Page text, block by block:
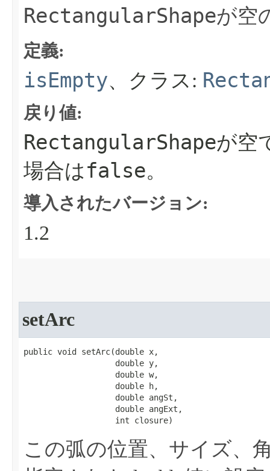
RectangularShapeが空
定義:
isEmpty、クラス:
戻り値:
RectangularShapeが空
場合はfalse。
導入されたバージョン:
1.2
setArc
public void setArc​(double x,
                   double y,
                   double w,
                   double h,
                   double angSt,
                   double angExt,
                   int closure)
この弧の位置、サイズ、